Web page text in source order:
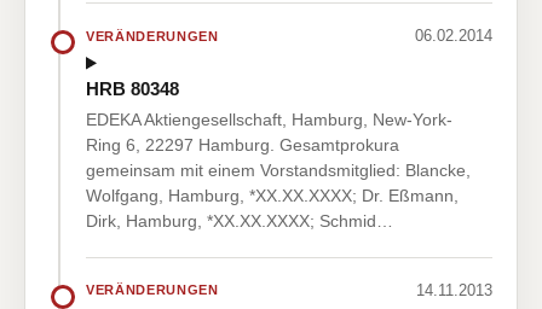
VERÄNDERUNGEN 06.02.2014
HRB 80348
EDEKA Aktiengesellschaft, Hamburg, New-York-
Ring 6, 22297 Hamburg. Gesamtprokura
gemeinsam mit einem Vorstandsmitglied: Blancke,
Wolfgang, Hamburg, *XX.XX.XXXX; Dr. Eßmann,
Dirk, Hamburg, *XX.XX.XXXX; Schmid…
VERÄNDERUNGEN 14.11.2013